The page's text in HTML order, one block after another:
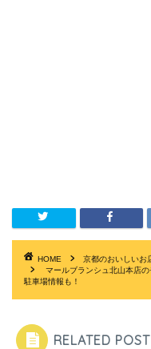
HOME 京都のおいしいお
マールブランシュ北山本店
駐車場情報も！
RELATED POST